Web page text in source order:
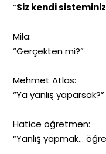
“Siz kendi
Mila:
“Gerçekten mi?”
Mehmet Atlas:
“Ya yanlış yaparsak?”
Hatice öğretmen:
“Yanlış yapmak…